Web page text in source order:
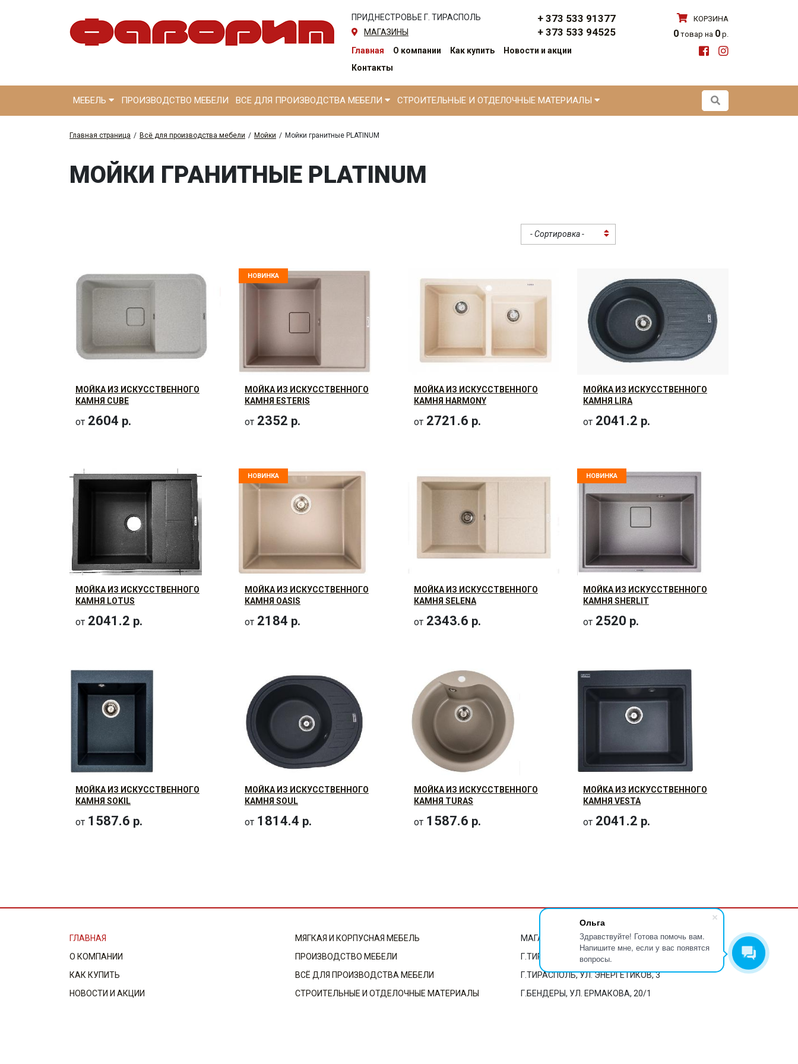
Ольга
Здравствуйте! Готова помочь вам.
Напишите мне, если у вас появятся
вопросы.
ПРИДНЕСТРОВЬЕ Г. ТИРАСПОЛЬ
МАГАЗИНЫ
+ 373 533 91377
+ 373 533 94525
Главная О компании Как купить
Новости и акции
Контакты
КОРЗИНА
0 товар на 0 р.
МЕБЕЛЬ ПРОИЗВОДСТВО МЕБЕЛИ ВСЕ ДЛЯ ПРОИЗВОДСТВА МЕБЕЛИ СТРОИТЕЛЬНЫЕ И ОТДЕЛОЧНЫЕ МАТЕРИАЛЫ
Главная страница / Всё для производства мебели / Мойки / Мойки гранитные PLATINUM
МОЙКИ ГРАНИТНЫЕ PLATINUM
- Сортировка -
МОЙКА ИЗ ИСКУССТВЕННОГО
КАМНЯ CUBE
от 2604 р.
НОВИНКА
МОЙКА ИЗ ИСКУССТВЕННОГО
КАМНЯ ESTERIS
от 2352 р.
МОЙКА ИЗ ИСКУССТВЕННОГО
КАМНЯ HARMONY
от 2721.6 р.
МОЙКА ИЗ ИСКУССТВЕННОГО
КАМНЯ LIRA
от 2041.2 р.
МОЙКА ИЗ ИСКУССТВЕННОГО
КАМНЯ LOTUS
от 2041.2 р.
НОВИНКА
МОЙКА ИЗ ИСКУССТВЕННОГО
КАМНЯ OASIS
от 2184 р.
МОЙКА ИЗ ИСКУССТВЕННОГО
КАМНЯ SELENA
от 2343.6 р.
НОВИНКА
МОЙКА ИЗ ИСКУССТВЕННОГО
КАМНЯ SHERLIT
от 2520 р.
МОЙКА ИЗ ИСКУССТВЕННОГО
КАМНЯ SOKIL
от 1587.6 р.
МОЙКА ИЗ ИСКУССТВЕННОГО
КАМНЯ SOUL
от 1814.4 р.
МОЙКА ИЗ ИСКУССТВЕННОГО
КАМНЯ TURAS
от 1587.6 р.
МОЙКА ИЗ ИСКУССТВЕННОГО
КАМНЯ VESTA
от 2041.2 р.
ГЛАВНАЯ
О КОМПАНИИ
КАК КУПИТЬ
НОВОСТИ И АКЦИИ
МЯГКАЯ И КОРПУСНАЯ МЕБЕЛЬ
ПРОИЗВОДСТВО МЕБЕЛИ
ВСЁ ДЛЯ ПРОИЗВОДСТВА МЕБЕЛИ
СТРОИТЕЛЬНЫЕ И ОТДЕЛОЧНЫЕ МАТЕРИАЛЫ
МАГАЗИНЫ:
Г.ТИРАСПОЛЬ, УЛ. К. ЛИБКНЕХТА, 302
Г.ТИРАСПОЛЬ, УЛ. ЭНЕРГЕТИКОВ, 3
Г.БЕНДЕРЫ, УЛ. ЕРМАКОВА, 20/1